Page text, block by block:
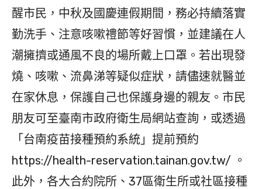
醒市民，中秋及國慶連假期間，務必持續落實
勤洗手、注意咳嗽禮節等好習慣，並建議在人
潮擁擠或通風不良的場所戴上口罩。若出現發
燒、咳嗽、流鼻涕等疑似症狀，請儘速就醫並
在家休息，保護自己也保護身邊的親友。市民
朋友可至臺南市政府衛生局網站查詢，或透過
「台南疫苗接種預約系統」提前預約
https://health-reservation.tainan.gov.tw/ 。
此外，各大合約院所、37區衛生所或社區接種